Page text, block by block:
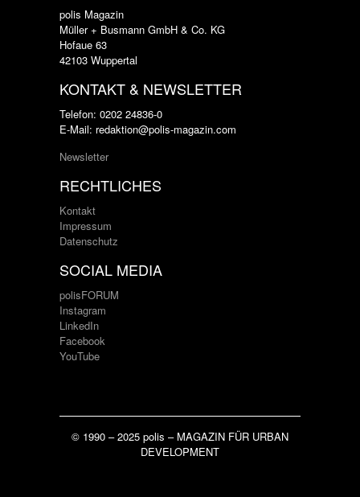
polis Magazin
Müller + Busmann GmbH & Co. KG
Hofaue 63
42103 Wuppertal
KONTAKT & NEWSLETTER
Telefon: 0202 24836-0
E-Mail: redaktion@polis-magazin.com
Newsletter
RECHTLICHES
Kontakt
Impressum
Datenschutz
SOCIAL MEDIA
polisFORUM
Instagram
LinkedIn
Facebook
YouTube
© 1990 – 2025 polis – MAGAZIN FÜR URBAN
DEVELOPMENT